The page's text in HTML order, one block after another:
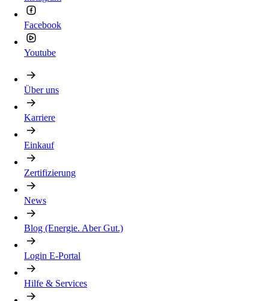
Facebook
Youtube
Über uns
Karriere
Einkauf
Zertifizierung
News
Blog (Energie. Aber Gut.)
Login E-Portal
Hilfe & Services